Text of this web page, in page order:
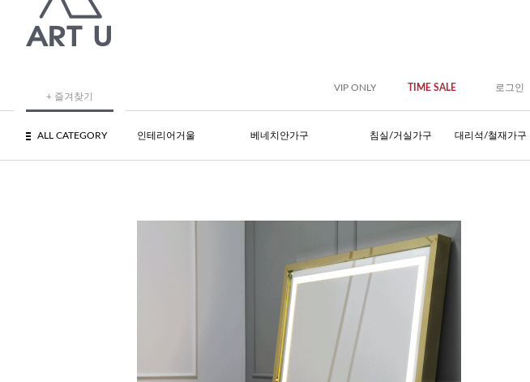
+ 즐겨찾기
VIP ONLY TIME SALE 로그인
ALL CATEGORY 인테리어거울 베네치안가구 침실/거실가구 대리석/철재가구